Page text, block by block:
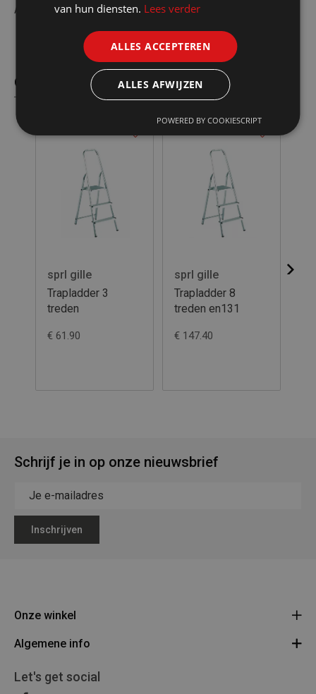
Alpos trapladder 4 treden
Gelijkaardige producten
sprl gille
Trapladder 3
treden
€ 61.90
sprl gille
Trapladder 8
treden en131
€ 147.40
Schrijf je in op onze nieuwsbrief
Inschrijven
Onze winkel
Legerstock Teunissen
Route
011/640469
Algemene info
Algemene voorwaarden
Let's get social
van hun diensten. Lees verder
ALLES ACCEPTEREN
ALLES AFWIJZEN
POWERED BY COOKIESCRIPT